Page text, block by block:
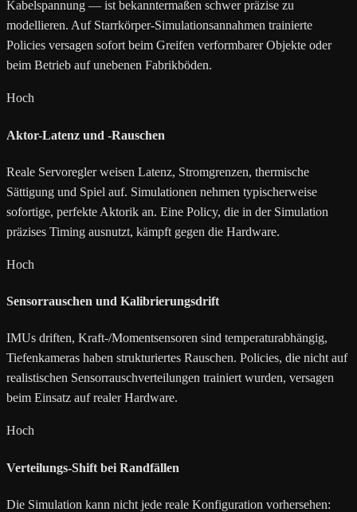
Kabelspannung — ist bekanntermaßen schwer präzise zu
modellieren. Auf Starrkörper-Simulationsannahmen trainierte
Policies versagen sofort beim Greifen verformbarer Objekte oder
beim Betrieb auf unebenen Fabrikböden.
Hoch
Aktor-Latenz und -Rauschen
Reale Servoregler weisen Latenz, Stromgrenzen, thermische
Sättigung und Spiel auf. Simulationen nehmen typischerweise
sofortige, perfekte Aktorik an. Eine Policy, die in der Simulation
präzises Timing ausnutzt, kämpft gegen die Hardware.
Hoch
Sensorrauschen und Kalibrierungsdrift
IMUs driften, Kraft-/Momentsensoren sind temperaturabhängig,
Tiefenkameras haben strukturiertes Rauschen. Policies, die nicht auf
realistischen Sensorrauschverteilungen trainiert wurden, versagen
beim Einsatz auf realer Hardware.
Hoch
Verteilungs-Shift bei Randfällen
Die Simulation kann nicht jede reale Konfiguration vorhersehen: